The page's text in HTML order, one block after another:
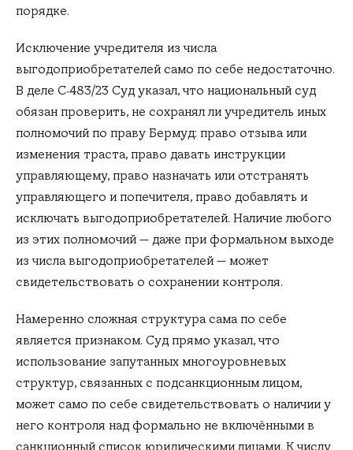
порядке.
Исключение учредителя из числа
выгодоприобретателей само по себе недостаточно.
В деле C‑483/23 Суд указал, что национальный суд
обязан проверить, не сохранял ли учредитель иных
полномочий по праву Бермуд: право отзыва или
изменения траста, право давать инструкции
управляющему, право назначать или отстранять
управляющего и попечителя, право добавлять и
исключать выгодоприобретателей. Наличие любого
из этих полномочий — даже при формальном выходе
из числа выгодоприобретателей — может
свидетельствовать о сохранении контроля.
Намеренно сложная структура сама по себе
является признаком. Суд прямо указал, что
использование запутанных многоуровневых
структур, связанных с подсанкционным лицом,
может само по себе свидетельствовать о наличии у
него контроля над формально не включёнными в